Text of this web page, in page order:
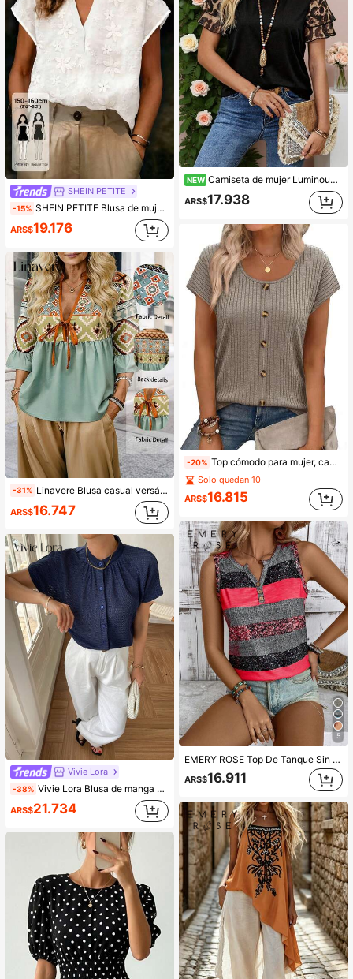
SHEIN PETITE
-15% SHEIN PETITE Blusa de mujer de cuello en V con decoración floral 3D, versátil y casual de manga corta, PETITE Blusa blanca de mujer, Camisa de mujer de cuello en V, Camisa de mujer de manga corta, Camisa de verano de mujer, PETITE
ARS$19.176
-31% Linavere Blusa casual versátil de uso diario con cuello en V, diseño de torsión, plisado y estampado geométrico para mujeres
ARS$16.747
Vivie Lora
-38% Vivie Lora Blusa de manga murciélago con un solo botón para mujeres de mediana edad y mayores, verano
ARS$21.734
NEW Camiseta de mujer Luminous Wealth de verano con estampado de leopardo, patchwork y mangas plisadas, color negro
ARS$17.938
-20% Top cómodo para mujer, camisa básica elegante y holgada, camiseta de cuello redondo con botones, pulóver casual de manga corta para verano
Solo quedan 10
ARS$16.815
5
EMERY ROSE Top De Tanque Sin Mangas A Rayas Y Estampado De Moda Para Mujeres Con Impresión Aleatoria
ARS$16.911